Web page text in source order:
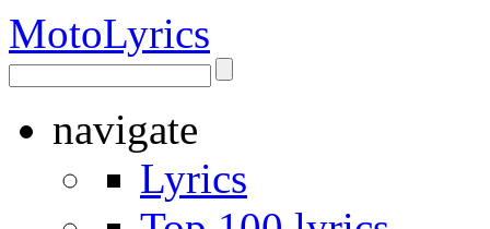
MotoLyrics
navigate
Lyrics